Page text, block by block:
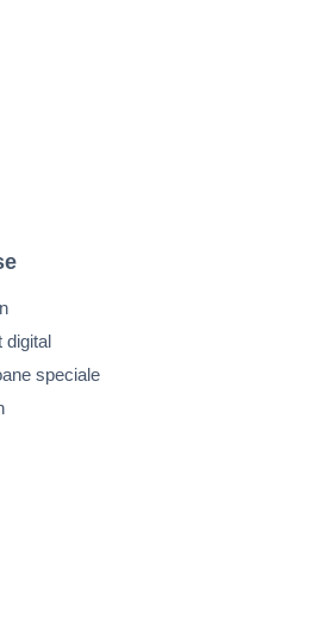
digital
speciale